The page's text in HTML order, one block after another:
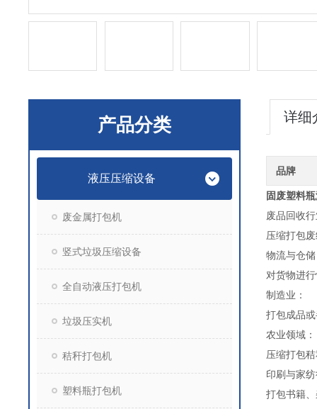
产品分类
液压压缩设备
废金属打包机
竖式垃圾压缩设备
全自动液压打包机
垃圾压实机
秸秆打包机
塑料瓶打包机
详细
品牌
固废塑料
废品回收
压缩打包
物流与仓
对货物进
制造业：
打包成品
农业领域：
压缩打包
印刷与家
打包书籍